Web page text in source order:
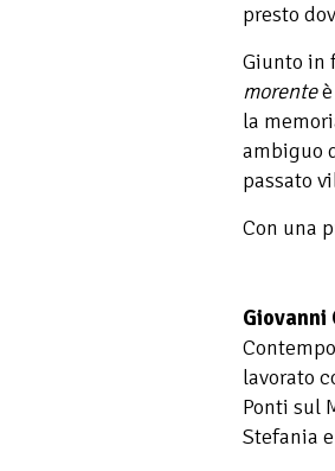
presto
Giunto in
morenteè
la
ambiguo
passato
Con una
Giovanni
lavorato
Ponti sul
Stefania